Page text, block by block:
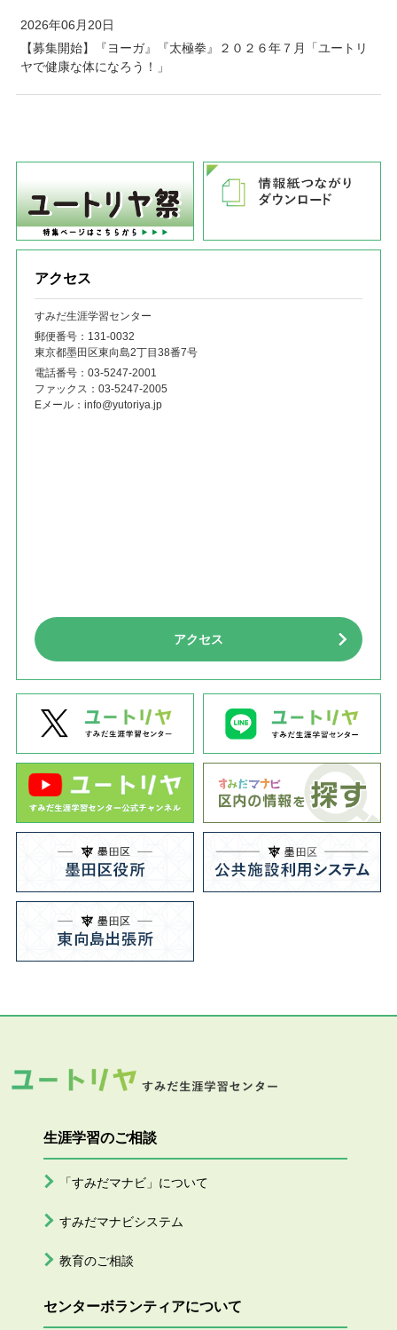
2026年06月20日
【募集開始】『ヨーガ』『太極拳』２０２６年７月「ユートリ
ヤで健康な体になろう！」
アクセス
すみだ生涯学習センター
郵便番号：131‐0032
東京都墨田区東向島2丁目38番7号
電話番号： 03-5247-2001
ファックス： 03-5247-2005
Eメール： info@yutoriya.jp
アクセス
生涯学習のご相談
「すみだマナビ」について
すみだマナビシステム
教育のご相談
センターボランティアについて